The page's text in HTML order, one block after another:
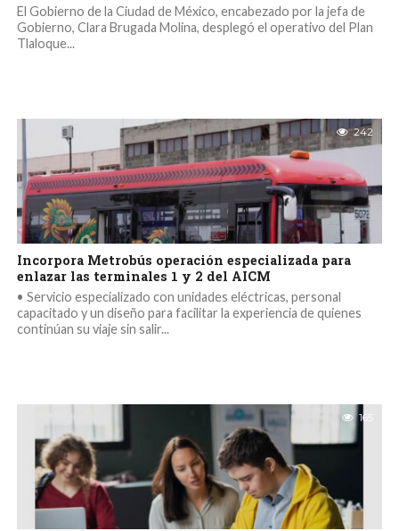
El Gobierno de la Ciudad de México, encabezado por la jefa de
Gobierno, Clara Brugada Molina, desplegó el operativo del Plan
Tlaloque...
242
Incorpora Metrobús operación especializada para
enlazar las terminales 1 y 2 del AICM
•⁠ ⁠Servicio especializado con unidades eléctricas, personal
capacitado y un diseño para facilitar la experiencia de quienes
continúan su viaje sin salir...
165